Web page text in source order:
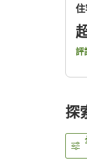
住
評
探